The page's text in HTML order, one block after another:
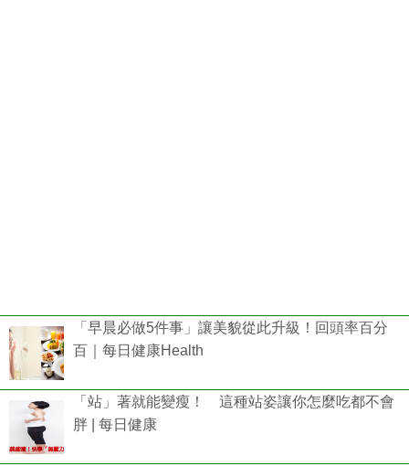
「早晨必做5件事」讓美貌從此升級！回頭率百分
百｜每日健康Health
「站」著就能變瘦！ 這種站姿讓你怎麼吃都不會
胖 | 每日健康